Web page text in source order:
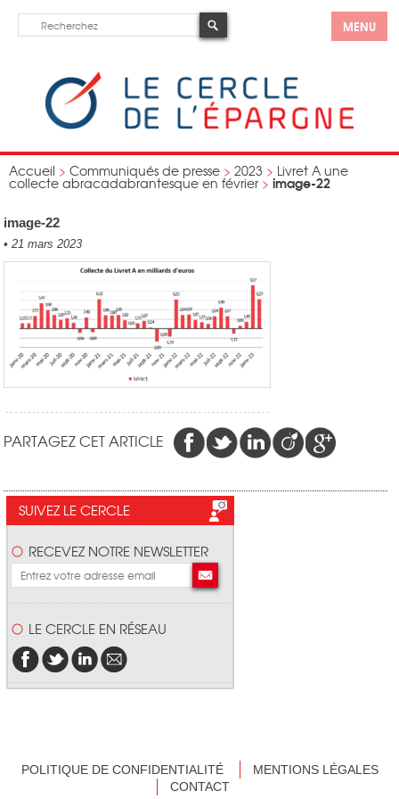
MENU
Accueil > Communiqués de presse > 2023 > Livret A une
collecte abracadabrantesque en février > image-22
image-22
• 21 mars 2023
PARTAGEZ CET ARTICLE
SUIVEZ LE CERCLE
RECEVEZ NOTRE NEWSLETTER
LE CERCLE EN RÉSEAU
POLITIQUE DE CONFIDENTIALITÉ
MENTIONS LÉGALES
CONTACT